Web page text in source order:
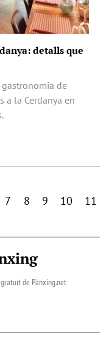
detalls que
de
a la Cerdanya en
7 8 9 10 11
de Pànxing.net​